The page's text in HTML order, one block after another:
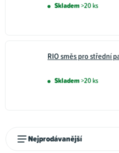
Skladem>20 ks
RIO směs pro střední
Skladem>20 ks
Nejprodávanější